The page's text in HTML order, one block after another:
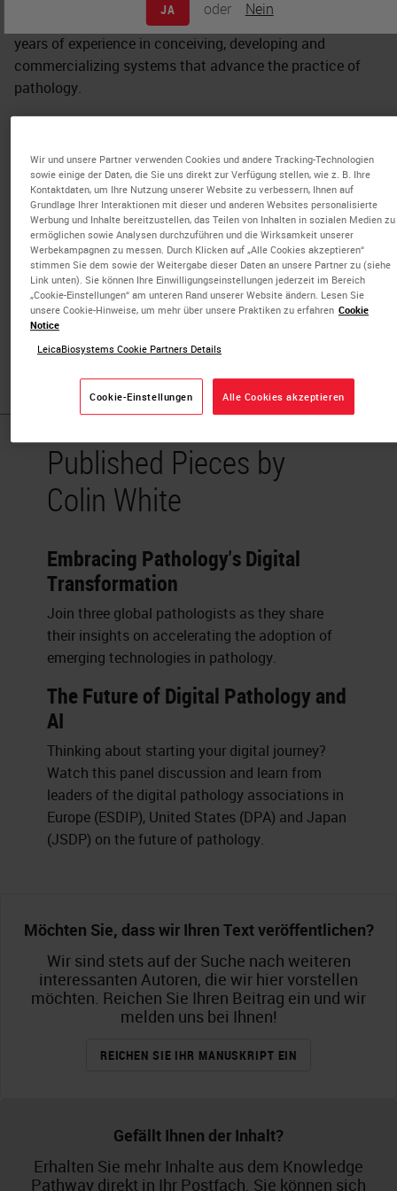
JA oder Nein
Colin White is an IVD industry veteran with more than 20
years of experience in conceiving, developing and
commercializing systems that advance the practice of
pathology.
Imaging at Leica Biosystems, a position he held since
2015. Colin’s passion is innovation and motivating teams
to develop solutions that advance patient care whilst also
meeting the needs of healthcare providers and regulating
bodies.
Early in his career, Colin spent about a decade with BHP, a
global resources company. Colin has a PhD and
bachelor’s degree in chemical engineering from Monash
University in Melbourne, Australia.
Published Pieces by
Colin White
Embracing Pathology's Digital
Transformation
Join three global pathologists as they share
their insights on accelerating the adoption of
emerging technologies in pathology.
The Future of Digital Pathology and
AI
Thinking about starting your digital journey?
Watch this panel discussion and learn from
leaders of the digital pathology associations in
Europe (ESDIP), United States (DPA) and Japan
(JSDP) on the future of pathology.
Möchten Sie, dass wir Ihren Text veröffentlichen?
Wir sind stets auf der Suche nach weiteren
interessanten Autoren, die wir hier vorstellen
möchten. Reichen Sie Ihren Beitrag ein und wir
melden uns bei Ihnen!
REICHEN SIE IHR MANUSKRIPT EIN
Gefällt Ihnen der Inhalt?
Erhalten Sie mehr Inhalte aus dem Knowledge
Pathway direkt in Ihr Postfach. Sie können sich
Wir und unsere Partner verwenden Cookies und andere Tracking-Technologien
sowie einige der Daten, die Sie uns direkt zur Verfügung stellen, wie z. B. Ihre
Kontaktdaten, um Ihre Nutzung unserer Website zu verbessern, Ihnen auf
Grundlage Ihrer Interaktionen mit dieser und anderen Websites personalisierte
Werbung und Inhalte bereitzustellen, das Teilen von Inhalten in sozialen Medien zu
ermöglichen sowie Analysen durchzuführen und die Wirksamkeit unserer
Werbekampagnen zu messen. Durch Klicken auf „Alle Cookies akzeptieren“
stimmen Sie dem sowie der Weitergabe dieser Daten an unsere Partner zu (siehe
Link unten). Sie können Ihre Einwilligungseinstellungen jederzeit im Bereich
„Cookie-Einstellungen“ am unteren Rand unserer Website ändern. Lesen Sie
unsere Cookie-Hinweise, um mehr über unsere Praktiken zu erfahren Cookie
Notice
LeicaBiosystems Cookie Partners Details
Cookie-Einstellungen Alle Cookies akzeptieren